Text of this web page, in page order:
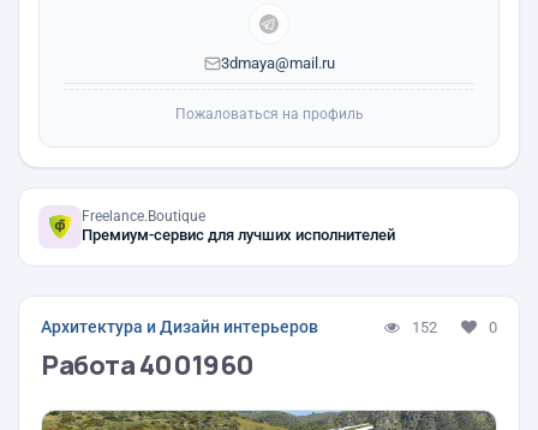
3dmaya@mail.ru
Пожаловаться на профиль
Freelance.Boutique
Премиум-сервис для лучших исполнителей
Архитектура и Дизайн интерьеров 152 0
Работа 4001960